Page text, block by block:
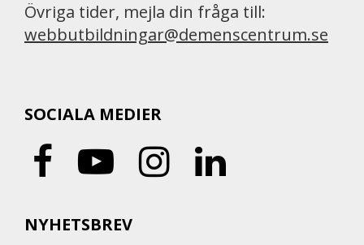
Övriga tider, mejla din fråga till:
webbutbildningar@demenscentrum.se
SOCIALA MEDIER
NYHETSBREV